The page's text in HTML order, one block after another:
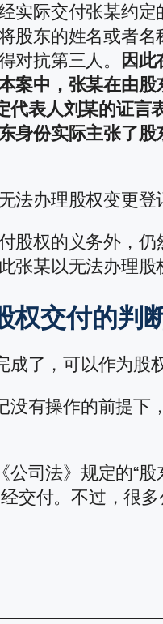
实际交付张某约
股东的姓名或者
对抗第三人。
因
案中，张某在由
代表人刘某的证言
身份实际主张了
法办理股权变更登
股权的义务外，
张某以无法办理股
权交付的判
成了，可以作为股
没有操作的前提下
公司法》规定的“
交付。不过，很